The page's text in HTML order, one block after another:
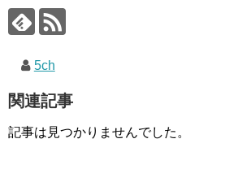
5ch
関連記事
記事は見つかりませんでした。